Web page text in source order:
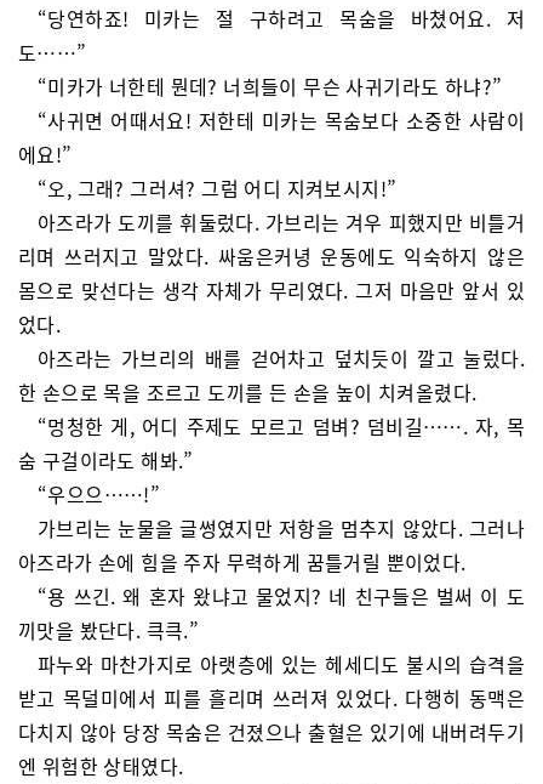
“당연하죠! 미카는 절 구하려고 목숨을 바쳤어요. 저
도……”
“미카가 너한테 뭔데? 너희들이 무슨 사귀기라도 하냐?”
“사귀면 어때서요! 저한테 미카는 목숨보다 소중한 사람이
에요!”
“오, 그래? 그러셔? 그럼 어디 지켜보시지!”
아즈라가 도끼를 휘둘렀다. 가브리는 겨우 피했지만 비틀거
리며 쓰러지고 말았다. 싸움은커녕 운동에도 익숙하지 않은
몸으로 맞선다는 생각 자체가 무리였다. 그저 마음만 앞서 있
었다.
아즈라는 가브리의 배를 걷어차고 덮치듯이 깔고 눌렀다.
한 손으로 목을 조르고 도끼를 든 손을 높이 치켜올렸다.
“멍청한 게, 어디 주제도 모르고 덤벼? 덤비길……. 자, 목
숨 구걸이라도 해봐.”
“우으으……!”
가브리는 눈물을 글썽였지만 저항을 멈추지 않았다. 그러나
아즈라가 손에 힘을 주자 무력하게 꿈틀거릴 뿐이었다.
“용 쓰긴. 왜 혼자 왔냐고 물었지? 네 친구들은 벌써 이 도
끼맛을 봤단다. 큭큭.”
파누와 마찬가지로 아랫층에 있는 헤세디도 불시의 습격을
받고 목덜미에서 피를 흘리며 쓰러져 있었다. 다행히 동맥은
다치지 않아 당장 목숨은 건졌으나 출혈은 있기에 내버려두기
엔 위험한 상태였다.